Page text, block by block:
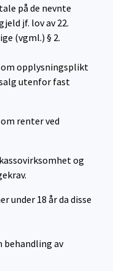
på de nevnte
jf. lov av 22.
(vgml.) § 2.
om opplysningsplikt
utenfor fast
om renter ved
og
under 18 år da disse
behandling av